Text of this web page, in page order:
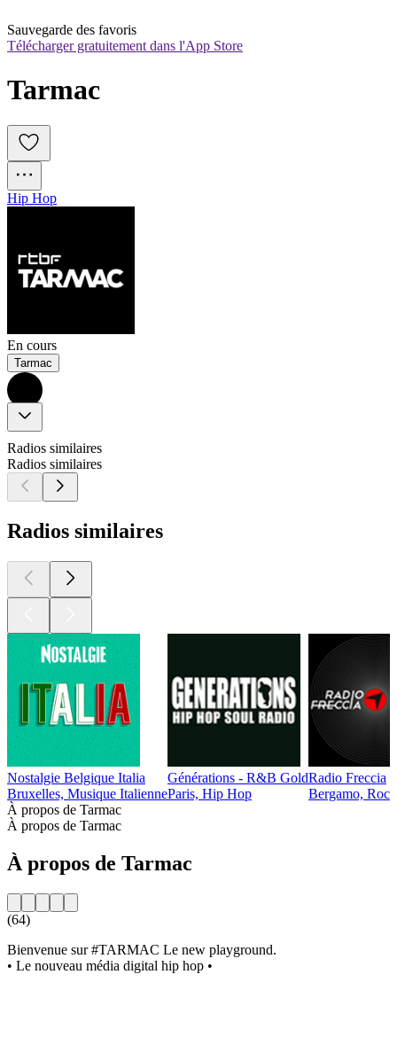
Sauvegarde des favoris
Télécharger gratuitement dans l'App Store
Tarmac
Hip Hop
En cours
Tarmac
Radios similaires
Radios similaires
Radios similaires
Nostalgie Belgique Italia
Bruxelles, Musique Italienne
Générations - R&B Gold
Paris, Hip Hop
Radio Freccia
Bergamo, Rock
À propos de Tarmac
À propos de Tarmac
À propos de Tarmac
(64)
Bienvenue sur #TARMAC Le new playground.
• Le nouveau média digital hip hop •